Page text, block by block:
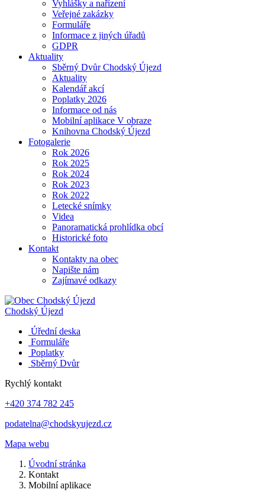
Vyhlášky a nařízení
Veřejné zakázky
Formuláře
Informace z jiných úřadů
GDPR
Aktuality
Sběrný Dvůr Chodský Újezd
Aktuality
Kalendář akcí
Poplatky 2026
Informace od nás
Mobilní aplikace V obraze
Knihovna Chodský Újezd
Fotogalerie
Rok 2026
Rok 2025
Rok 2024
Rok 2023
Rok 2022
Letecké snímky
Videa
Panoramatická prohlídka obcí
Historické foto
Kontakt
Kontakty na obec
Napište nám
Zajímavé odkazy
Chodský Újezd
Úřední deska
Formuláře
Poplatky
Sběrný Dvůr
Rychlý kontakt
+420 374 782 245
podatelna@chodskyujezd.cz
Mapa webu
Úvodní stránka
Kontakt
Mobilní aplikace